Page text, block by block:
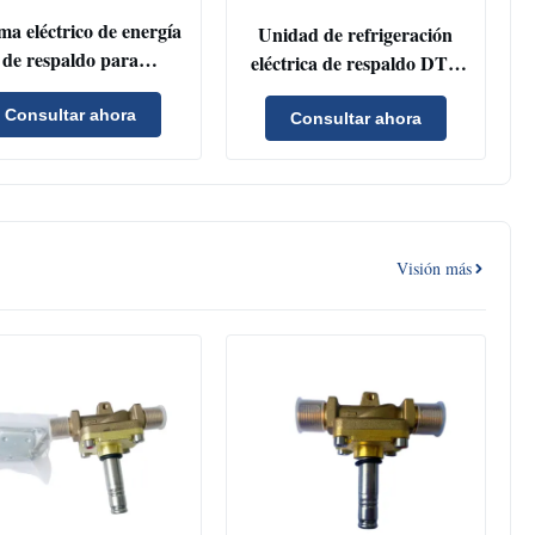
eléctrico de energía
de respaldo para
de transporte
potencia nominal de
110V-420V Modelo
Consultar ahora
Unidad de refrigeración
eléctrica de respaldo DTE
1911 LC con alta potencia
de 6.4KW y amplio voltaje
AC110V-420V para
Consultar ahora
Visión más